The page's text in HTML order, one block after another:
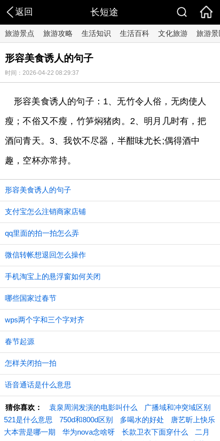
返回 长短途
旅游景点 旅游攻略 生活知识 生活百科 文化旅游 旅游景
形容美食诱人的句子
时间：2026-04-22 08:29:37
形容美食诱人的句子：1、无竹令人俗，无肉使人
瘦；不俗又不瘦，竹笋焖猪肉。2、明月几时有，把
酒问青天。3、我饮不尽器，半酣味尤长;偶得酒中
趣，空杯亦常持。
形容美食诱人的句子
支付宝怎么注销商家店铺
qq里面的拍一拍怎么弄
微信转帐想退回怎么操作
手机淘宝上的悬浮窗如何关闭
哪些国家过春节
wps两个字和三个字对齐
春节起源
怎样关闭拍一拍
语音通话是什么意思
猜你喜欢： 袁泉周润发演的电影叫什么
广播域和冲突域区别
521是什么意思
750d和800d区别 多喝水的好处
唐艺昕上快乐
大本营是哪一期
华为nova念啥呀 长款卫衣下面穿什么
二月